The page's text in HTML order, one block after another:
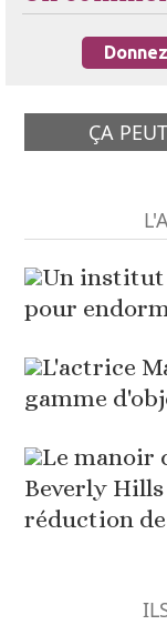
ÇA
Un institut
pour
L'actrice
gamme
Le manoir
Beverly Hills
réduction de